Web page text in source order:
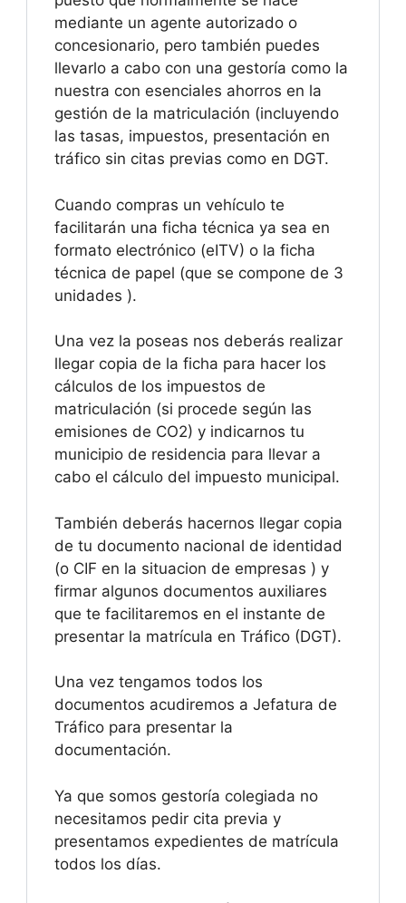
mediante un agente autorizado o
concesionario, pero también puedes
llevarlo a cabo con una gestoría como la
nuestra con esenciales ahorros en la
gestión de la matriculación (incluyendo
las tasas, impuestos, presentación en
tráfico sin citas previas como en DGT.
Cuando compras un vehículo te
facilitarán una ficha técnica ya sea en
formato electrónico (eITV) o la ficha
técnica de papel (que se compone de 3
unidades ).
Una vez la poseas nos deberás realizar
llegar copia de la ficha para hacer los
cálculos de los impuestos de
matriculación (si procede según las
emisiones de CO2) y indicarnos tu
municipio de residencia para llevar a
cabo el cálculo del impuesto municipal.
También deberás hacernos llegar copia
de tu documento nacional de identidad
(o CIF en la situacion de empresas ) y
firmar algunos documentos auxiliares
que te facilitaremos en el instante de
presentar la matrícula en Tráfico (DGT).
Una vez tengamos todos los
documentos acudiremos a Jefatura de
Tráfico para presentar la
documentación.
Ya que somos gestoría colegiada no
necesitamos pedir cita previa y
presentamos expedientes de matrícula
todos los días.